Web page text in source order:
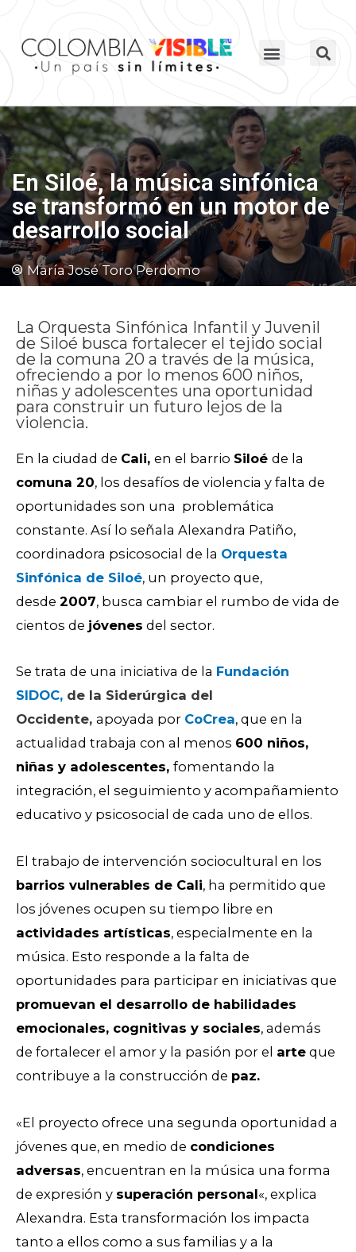
En Siloé, la música sinfónica
se transformó en un motor de
desarrollo social
María José Toro Perdomo
La Orquesta Sinfónica Infantil y Juvenil
de Siloé busca fortalecer el tejido social
de la comuna 20 a través de la música,
ofreciendo a por lo menos 600 niños,
niñas y adolescentes una oportunidad
para construir un futuro lejos de la
violencia.
En la ciudad de Cali, en el barrio Siloé de la
comuna 20, los desafíos de violencia y falta de
oportunidades son una problemática
constante. Así lo señala Alexandra Patiño,
coordinadora psicosocial de la Orquesta
Sinfónica de Siloé, un proyecto que,
desde 2007, busca cambiar el rumbo de vida de
cientos de jóvenes del sector.
Se trata de una iniciativa de la Fundación
SIDOC, de la Siderúrgica del
Occidente, apoyada por CoCrea, que en la
actualidad trabaja con al menos 600 niños,
niñas y adolescentes, fomentando la
integración, el seguimiento y acompañamiento
educativo y psicosocial de cada uno de ellos.
El trabajo de intervención sociocultural en los
barrios vulnerables de Cali, ha permitido que
los jóvenes ocupen su tiempo libre en
actividades artísticas, especialmente en la
música. Esto responde a la falta de
oportunidades para participar en iniciativas que
promuevan el desarrollo de habilidades
emocionales, cognitivas y sociales, además
de fortalecer el amor y la pasión por el arte que
contribuye a la construcción de paz.
«El proyecto ofrece una segunda oportunidad a
jóvenes que, en medio de condiciones
adversas, encuentran en la música una forma
de expresión y superación personal«, explica
Alexandra. Esta transformación los impacta
tanto a ellos como a sus familias y a la